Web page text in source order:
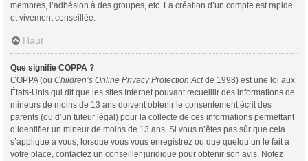
membres, l’adhésion à des groupes, etc. La création d’un compte est rapide
et vivement conseillée.
Haut
Que signifie COPPA ?
COPPA (ou Children’s Online Privacy Protection Actde 1998) est une loi aux
États-Unis qui dit que les sites Internet pouvant recueillir des informations de
mineurs de moins de 13 ans doivent obtenir le consentement écrit des
parents (ou d’un tuteur légal) pour la collecte de ces informations permettant
d’identifier un mineur de moins de 13 ans. Si vous n’êtes pas sûr que cela
s’applique à vous, lorsque vous vous enregistrez ou que quelqu’un le fait à
votre place, contactez un conseiller juridique pour obtenir son avis. Notez